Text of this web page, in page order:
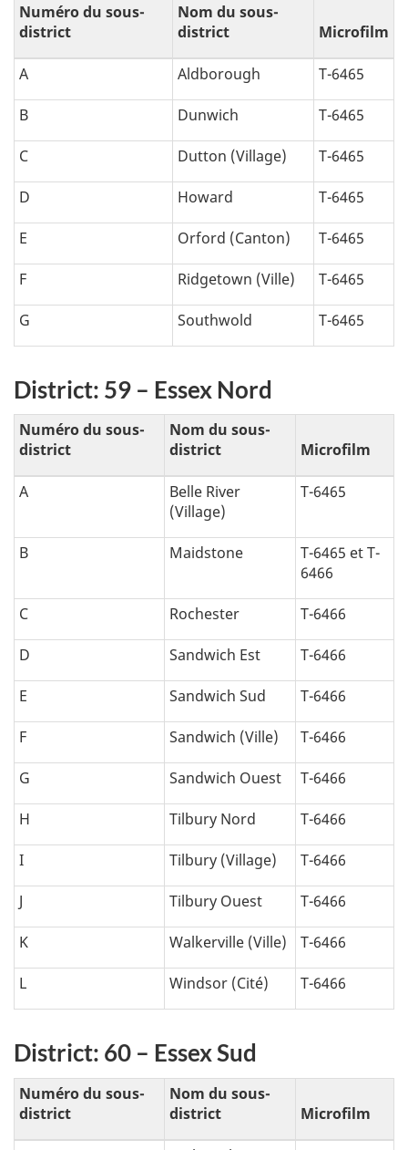
Numéro du sous-
district
Nom du sous-
district
Microfilm
A Aldborough T-6465
B Dunwich T-6465
C Dutton (Village) T-6465
D Howard T-6465
E Orford (Canton) T-6465
F Ridgetown (Ville) T-6465
G Southwold T-6465
District: 59 – Essex Nord
Numéro du sous-
district
Nom du sous-
district
Microfilm
A
Belle River
(Village)
T-6465
B Maidstone
T-6465 et T-
6466
C Rochester T-6466
D Sandwich Est T-6466
E Sandwich Sud T-6466
F Sandwich (Ville) T-6466
G Sandwich Ouest T-6466
H Tilbury Nord T-6466
I Tilbury (Village) T-6466
J Tilbury Ouest T-6466
K Walkerville (Ville) T-6466
L Windsor (Cité) T-6466
District: 60 – Essex Sud
Numéro du sous-
district
Nom du sous-
district
Microfilm